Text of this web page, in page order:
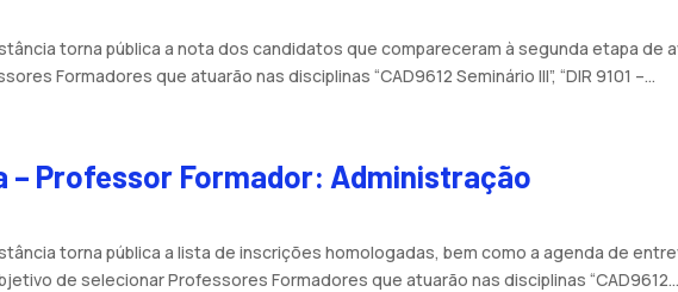
torna pública a nota dos candidatos que compareceram à segunda etapa de
Formadores que atuarão nas disciplinas “CAD9612 Seminário III”, “DIR 9101 –...
– Professor Formador: Administração
torna pública a lista de inscrições homologadas, bem como a agenda de
de selecionar Professores Formadores que atuarão nas disciplinas “CAD9612...